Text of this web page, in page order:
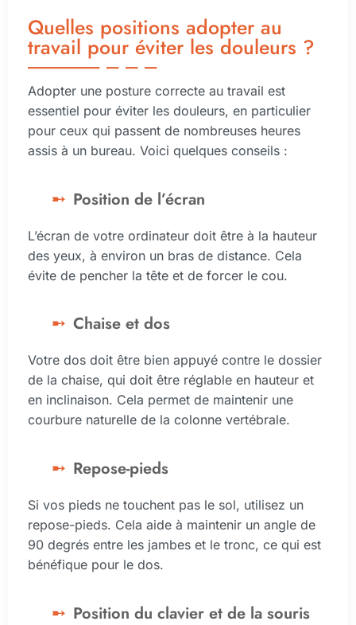
Quelles positions adopter au
travail pour éviter les douleurs ?
Adopter une posture correcte au travail est
essentiel pour éviter les douleurs, en particulier
pour ceux qui passent de nombreuses heures
assis à un bureau. Voici quelques conseils :
Position de l’écran
L’écran de votre ordinateur doit être à la hauteur
des yeux, à environ un bras de distance. Cela
évite de pencher la tête et de forcer le cou.
Chaise et dos
Votre dos doit être bien appuyé contre le dossier
de la chaise, qui doit être réglable en hauteur et
en inclinaison. Cela permet de maintenir une
courbure naturelle de la colonne vertébrale.
Repose-pieds
Si vos pieds ne touchent pas le sol, utilisez un
repose-pieds. Cela aide à maintenir un angle de
90 degrés entre les jambes et le tronc, ce qui est
bénéfique pour le dos.
Position du clavier et de la souris